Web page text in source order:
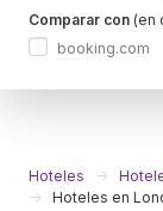
Comparar con (en
booking.com
Hoteles
Hoteles en